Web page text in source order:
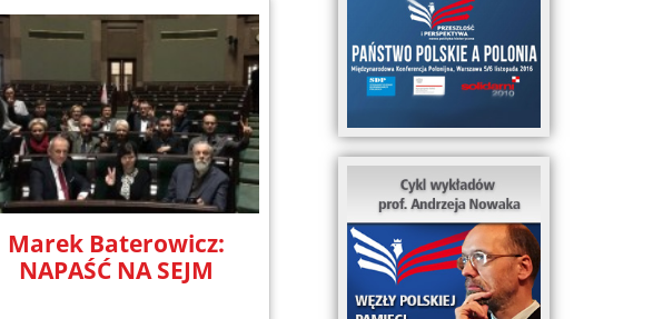
Marek Baterowicz:
NAPAŚĆ NA SEJM